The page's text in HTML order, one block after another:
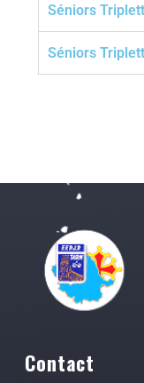
Séniors
Séniors
Contact